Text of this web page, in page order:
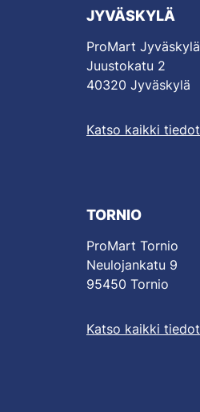
JYVÄSKYLÄ
ProMart Jyväskylä
Juustokatu 2
40320 Jyväskylä
Katso kaikki tiedot
TORNIO
ProMart Tornio
Neulojankatu 9
95450 Tornio
Katso kaikki tiedot